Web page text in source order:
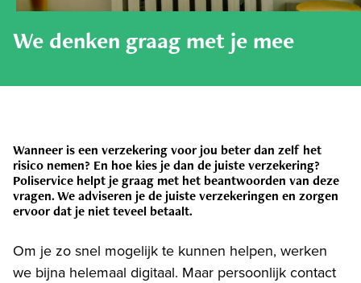
We denken graag met je mee
Wanneer is een verzekering voor jou beter dan zelf het
risico nemen? En hoe kies je dan de juiste verzekering?
Poliservice helpt je graag met het beantwoorden van deze
vragen. We adviseren je de juiste verzekeringen en zorgen
ervoor dat je niet teveel betaalt.
Om je zo snel mogelijk te kunnen helpen, werken
we bijna helemaal digitaal. Maar persoonlijk contact